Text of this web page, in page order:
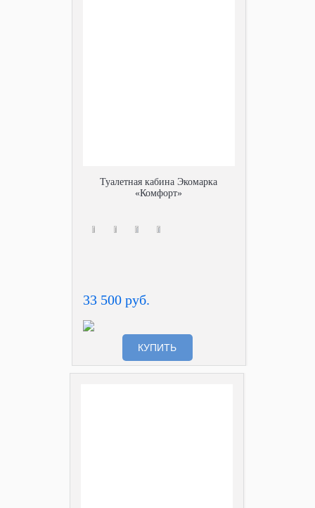
Туалетная кабина Экомарка
«Комфорт»
33 500 руб.
КУПИТЬ